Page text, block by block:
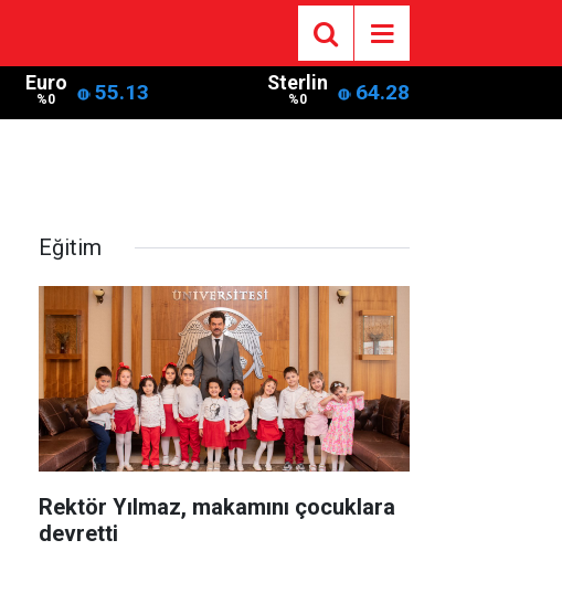
Euro
%0 55.13 Sterlin
%0 64.28
Eğitim
Rektör Yılmaz, makamını çocuklara
devretti